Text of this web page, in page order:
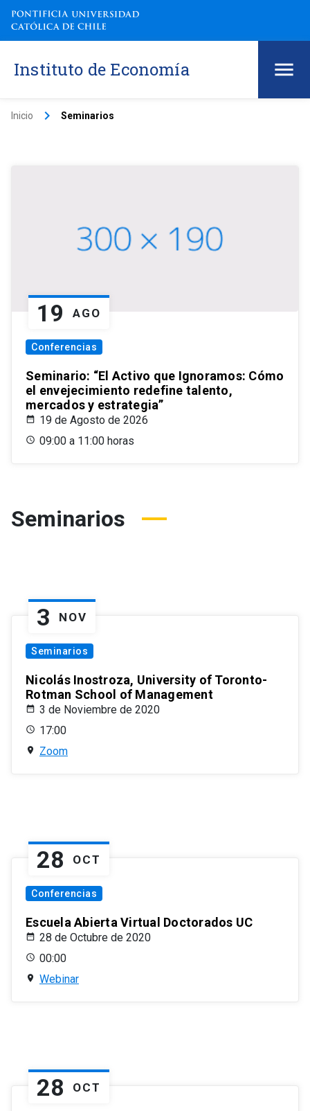
Instituto de Economía
Inicio keyboard_arrow_right Seminarios
19 AGO
Conferencias
Seminario: “El Activo que Ignoramos: Cómo
el envejecimiento redefine talento,
mercados y estrategia”
19 de Agosto de 2026
09:00 a 11:00 horas
Seminarios
3 NOV
Seminarios
Nicolás Inostroza, University of Toronto-
Rotman School of Management
3 de Noviembre de 2020
17:00
Zoom
28 OCT
Conferencias
Escuela Abierta Virtual Doctorados UC
28 de Octubre de 2020
00:00
Webinar
28 OCT